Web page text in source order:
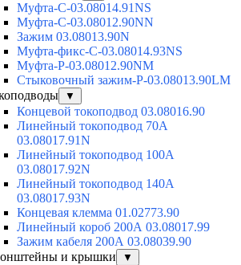
Муфта-С-03.08014.91NS
Муфта-С-03.08012.90NN
Зажим 03.08013.90N
Муфта-фикс-С-03.08014.93NS
Муфта-Р-03.08012.90NM
Стыковочный зажим-Р-03.08013.90LM
▼
Концевой токоподвод 03.08016.90
Линейный токоподвод 70А
03.08017.91N
Линейный токоподвод 100А
03.08017.92N
Линейный токоподвод 140А
03.08017.93N
Концевая клемма 01.02773.90
Линейный короб 200А 03.08017.99
Зажим кабеля 200А 03.08039.90
и крышки
▼